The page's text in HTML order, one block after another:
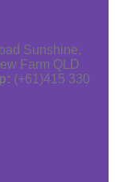
Sunshine,
Farm QLD
(+61)415 330